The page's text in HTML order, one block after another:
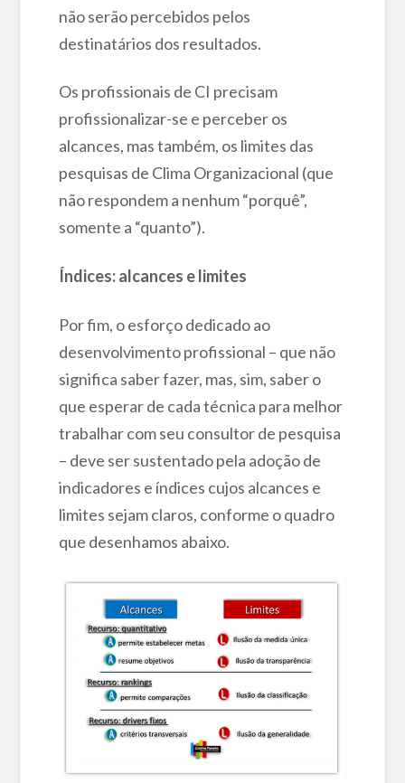
não serão percebidos pelos
destinatários dos resultados.
Os profissionais de CI precisam
profissionalizar-se e perceber os
alcances, mas também, os limites das
pesquisas de Clima Organizacional (que
não respondem a nenhum “porquê”,
somente a “quanto”).
Índices: alcances e limites
Por fim, o esforço dedicado ao
desenvolvimento profissional – que não
significa saber fazer, mas, sim, saber o
que esperar de cada técnica para melhor
trabalhar com seu consultor de pesquisa
– deve ser sustentado pela adoção de
indicadores e índices cujos alcances e
limites sejam claros, conforme o quadro
que desenhamos abaixo.